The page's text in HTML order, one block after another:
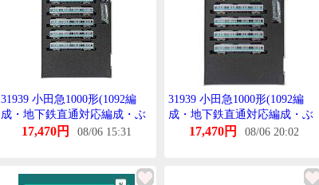
31939 小田急1000形(1092編
成・地下鉄直通対応編成・ぶ
らんどまーく無し)増結用中間
売済・在庫品》
17,470円 08/06 15:31
31939 小田急1000形(1092編
成・地下鉄直通対応編成・ぶ
らんどまーく無し)増結用中間
17,470円 08/06 20:02